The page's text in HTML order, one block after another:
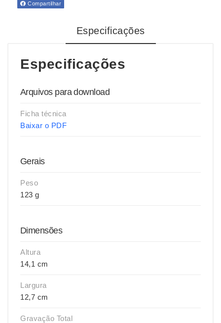
Compartilhar
Especificações
Especificações
Arquivos para download
Ficha técnica
Baixar o PDF
Gerais
Peso
123 g
Dimensões
Altura
14,1 cm
Largura
12,7 cm
Gravação Total